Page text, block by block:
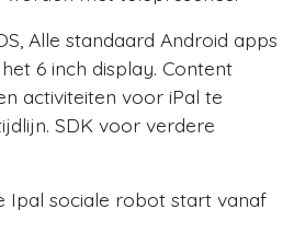
Alle standaard Android apps
6 inch display. Content
activiteiten voor iPal te
SDK voor verdere
Ipal sociale robot start vanaf